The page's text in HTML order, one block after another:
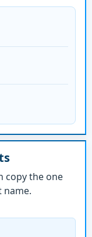
copy the one
name.